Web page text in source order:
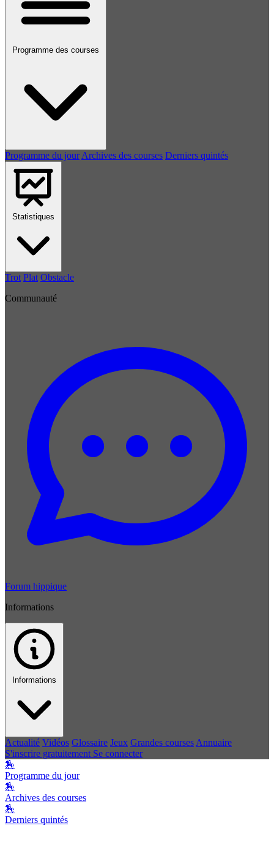
Programme des courses
Programme du jour Archives des courses Derniers quintés
Statistiques
Trot Plat Obstacle
Communauté
Forum hippique
Informations
Informations
Actualité Vidéos Glossaire Jeux Grandes courses Annuaire
S'inscrire gratuitement Se connecter
🏇
Programme du jour
🏇
Archives des courses
🏇
Derniers quintés